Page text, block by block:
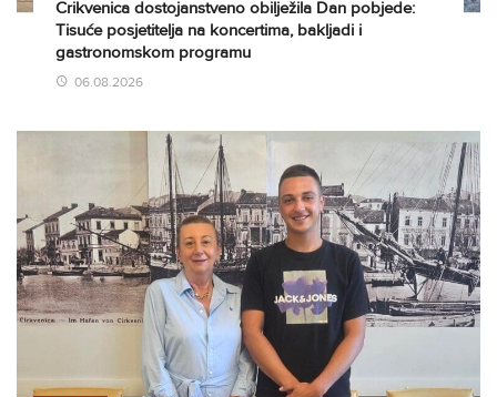
Crikvenica dostojanstveno obilježila Dan pobjede:
Tisuće posjetitelja na koncertima, bakljadi i
gastronomskom programu
06.08.2026